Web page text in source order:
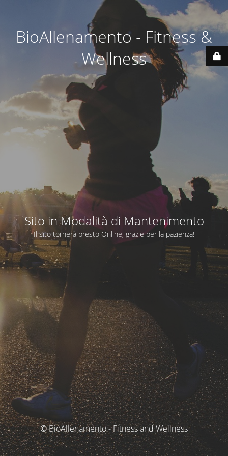
BioAllenamento - Fitness &
Wellness
Sito in Modalità di Mantenimento
Il sito tornerà presto Online, grazie per la pazienza!
© BioAllenamento - Fitness and Wellness